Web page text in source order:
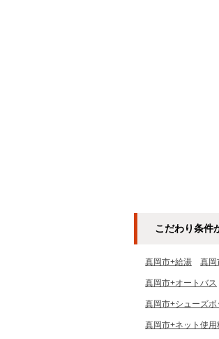
こだわり条件
真岡市+給湯 真岡
真岡市+オートバス
真岡市+シューズボ
真岡市+ネット使用